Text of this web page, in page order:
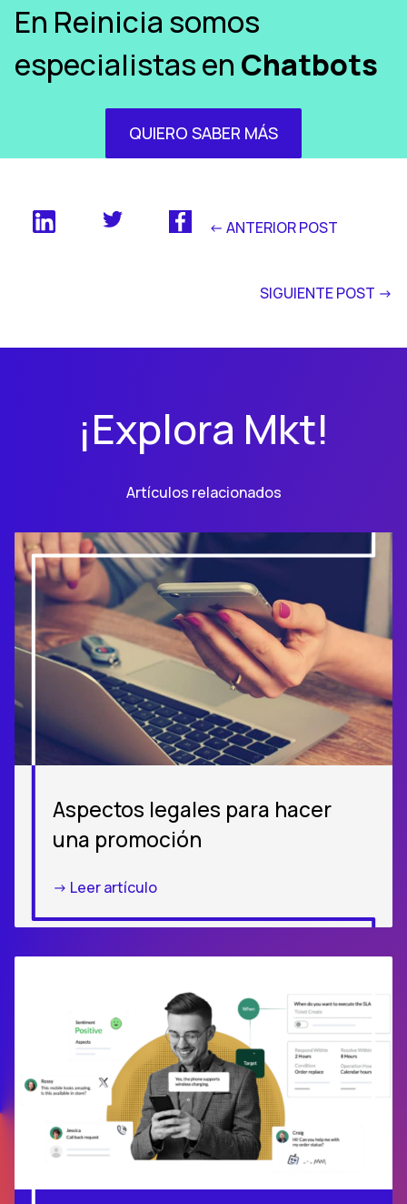
En Reinicia somos
especialistas en Chatbots
QUIERO SABER MÁS
<- ANTERIOR POST
SIGUIENTE POST ->
¡Explora Mkt!
Artículos relacionados
Aspectos legales para hacer
una promoción
-> Leer artículo